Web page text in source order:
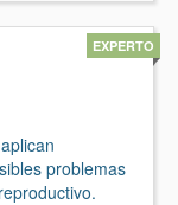
problemas
EXPERTO